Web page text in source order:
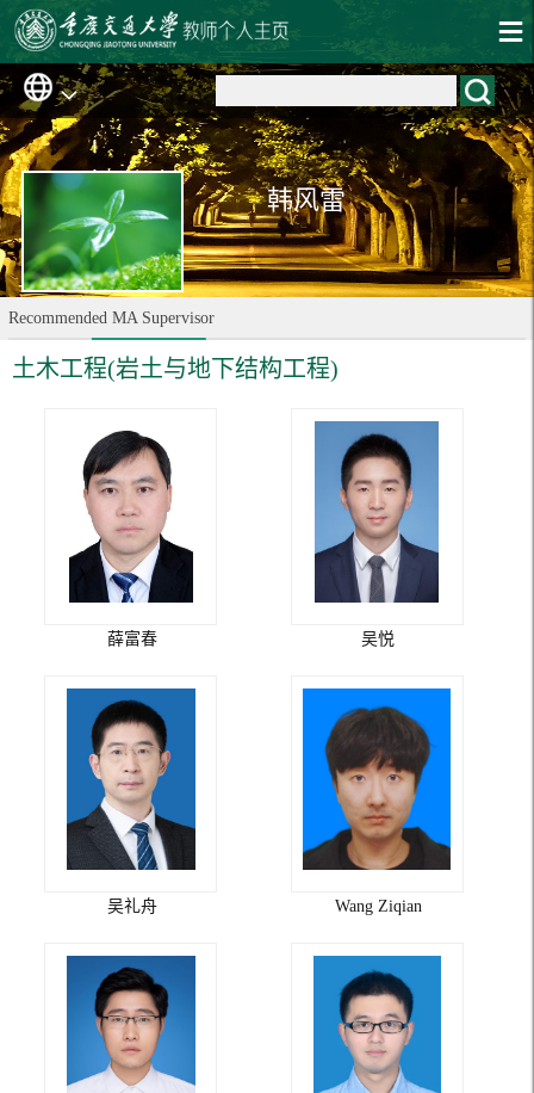
韩风雷
Recommended MA Supervisor
土木工程(岩土与地下结构工程)
薛富春 吴悦
吴礼舟 Wang Ziqian